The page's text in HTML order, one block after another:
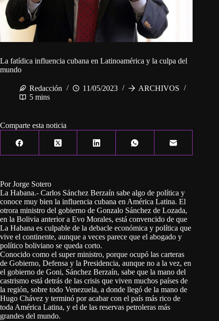
La fatídica influencia cubana en Latinoamérica y la culpa del
mundo
Redacción 11/05/2023
ARCHIVOS
5 mins
Comparte esta noticia
Por Jorge Sotero
La Habana.- Carlos Sánchez Berzaín sabe algo de política y
conoce muy bien la influencia cubana en América Latina. El
otrora ministro del gobierno de Gonzalo Sánchez de Lozada,
en la Bolivia anterior a Evo Morales, está convencido de que
La Habana es culpable de la debacle económica y política que
vive el continente, aunque a veces parece que el abogado y
político boliviano se queda corto.
Conocido como el super ministro, porque ocupó las carteras
de Gobierno, Defensa y la Presidencia, aunque no a la vez, en
el gobierno de Goni, Sánchez Berzaín, sabe que la mano del
castrismo está detrás de las crisis que viven muchos países de
la región, sobre todo Venezuela, a donde llegó de la mano de
Hugo Chávez y terminó por acabar con el país más rico de
toda América Latina, y el de las reservas petroleras más
grandes del mundo.